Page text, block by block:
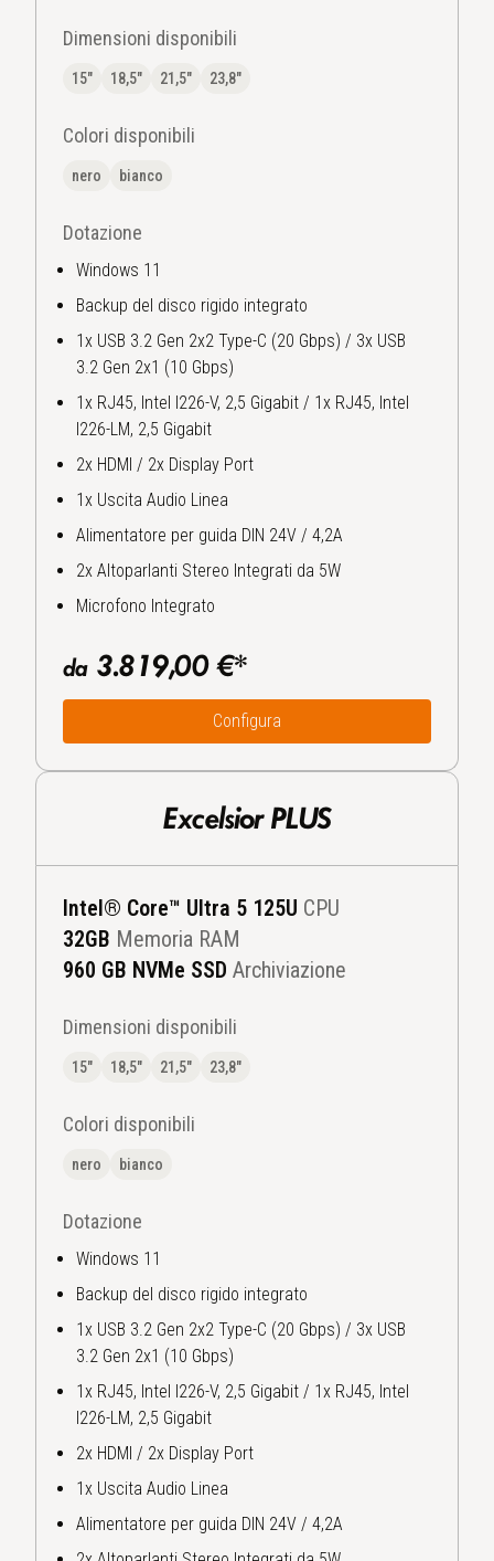
Dimensioni disponibili
15" 18,5" 21,5" 23,8"
Colori disponibili
nero bianco
Dotazione
Windows 11
Backup del disco rigido integrato
1x USB 3.2 Gen 2x2 Type-C (20 Gbps) / 3x USB
3.2 Gen 2x1 (10 Gbps)
1x RJ45, Intel I226-V, 2,5 Gigabit / 1x RJ45, Intel
I226-LM, 2,5 Gigabit
2x HDMI / 2x Display Port
1x Uscita Audio Linea
Alimentatore per guida DIN 24V / 4,2A
2x Altoparlanti Stereo Integrati da 5W
Microfono Integrato
da 3.819,00 €*
Configura
Excelsior PLUS
Intel® Core™ Ultra 5 125U CPU
32GB Memoria RAM
960 GB NVMe SSD Archiviazione
Dimensioni disponibili
15" 18,5" 21,5" 23,8"
Colori disponibili
nero bianco
Dotazione
Windows 11
Backup del disco rigido integrato
1x USB 3.2 Gen 2x2 Type-C (20 Gbps) / 3x USB
3.2 Gen 2x1 (10 Gbps)
1x RJ45, Intel I226-V, 2,5 Gigabit / 1x RJ45, Intel
I226-LM, 2,5 Gigabit
2x HDMI / 2x Display Port
1x Uscita Audio Linea
Alimentatore per guida DIN 24V / 4,2A